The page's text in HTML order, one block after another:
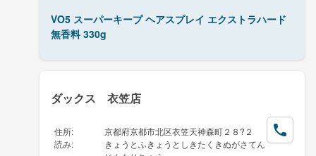
VO5 スーパーキープ ヘアスプレイ エクストラハード
無香料 330g
ダックス 衣笠店
住所:
京都府京都市北区衣笠天神森町２８?２
読み:
きょうとふきょうとしきたくきぬがさてん